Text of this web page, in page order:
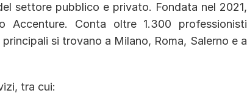
settore pubblico e privato. Fondata nel 2021,
Conta oltre 1.300 professionisti
si trovano a Milano, Roma, Salerno e a
tra cui: